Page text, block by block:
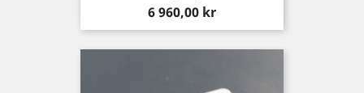
Pris
6 960,00 kr